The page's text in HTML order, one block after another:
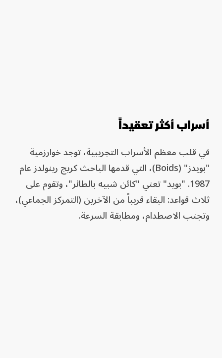
أسراب أكثر تعقيداً
في قلب معظم الأسراب التجريبية، توجد خوارزمية
"بويدز" (Boids)، التي قدمها الباحث كريج رينولدز عام
1987. "بويد" تعني "كائن شبيه بالطائر"، وتقوم على
ثلاث قواعد: البقاء قريباً من الآخرين (التمركز الجماعي)،
وتجنب الاصطدام، ومطابقة السرعة.